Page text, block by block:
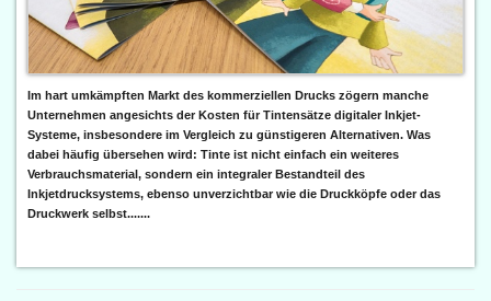
Im hart umkämpften Markt des kommerziellen Drucks zögern manche
Unternehmen angesichts der Kosten für Tintensätze digitaler Inkjet-
Systeme, insbesondere im Vergleich zu günstigeren Alternativen. Was
dabei häufig übersehen wird: Tinte ist nicht einfach ein weiteres
Verbrauchsmaterial, sondern ein integraler Bestandteil des
Inkjetdrucksystems, ebenso unverzichtbar wie die Druckköpfe oder das
Druckwerk selbst.......